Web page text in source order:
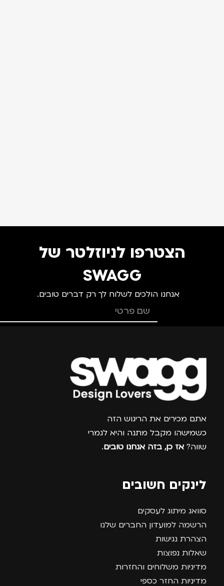
הצטרפו לניוזלטר של
SWAGG
אנחנו הולכים לשלוח לך רק דברים טובים.
צרפו אותי למועדון
אתם מכירים את הריגוש הזה
כשמישהו מקבל מתנה והיא לגמרי
שווה? אז כן, בזה אנחנו טובים.
לינקים חשובים
סוואג מיתוג לעסקים
הרשמה למועדון החברים שלנו
הצהרת נגישות
שאלות נפוצות
מדיניות משלוחים והחזרות
מדיניות החזר כספי